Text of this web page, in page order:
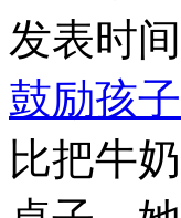
发表时间
鼓励孩
比把牛